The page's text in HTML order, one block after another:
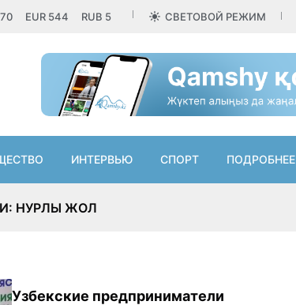
EUR 544 RUB 5 СВЕТОВОЙ РЕЖИМ
ИНТЕРВЬЮ СПОРТ ПОДРОБНЕЕ
НУРЛЫ ЖОЛ
Узбекские предприниматели